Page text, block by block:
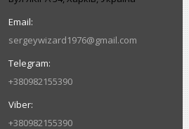
sergeywizard1976@gmail.com
+380982155390
+380982155390